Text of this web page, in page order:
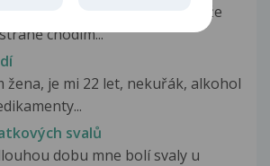
bych se zaptat mam problem že
chodim...
žena, je mi 22 let, nekuřák, alkohol
svalů
dobu mne bolí svaly u